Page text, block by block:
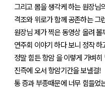
그리고 몸을 생각케 하는 원장님
격조와 위로가 함께 공존하는 그
원장님 제가 찍은 동영상 올려
연주회 이야기 하다 보니 정작
정말 힘든 항암 을 이렇게 가벼
진즉에 오서 항암기간을 보낼걸!
통 증과 부종때문에 너무 힘들었